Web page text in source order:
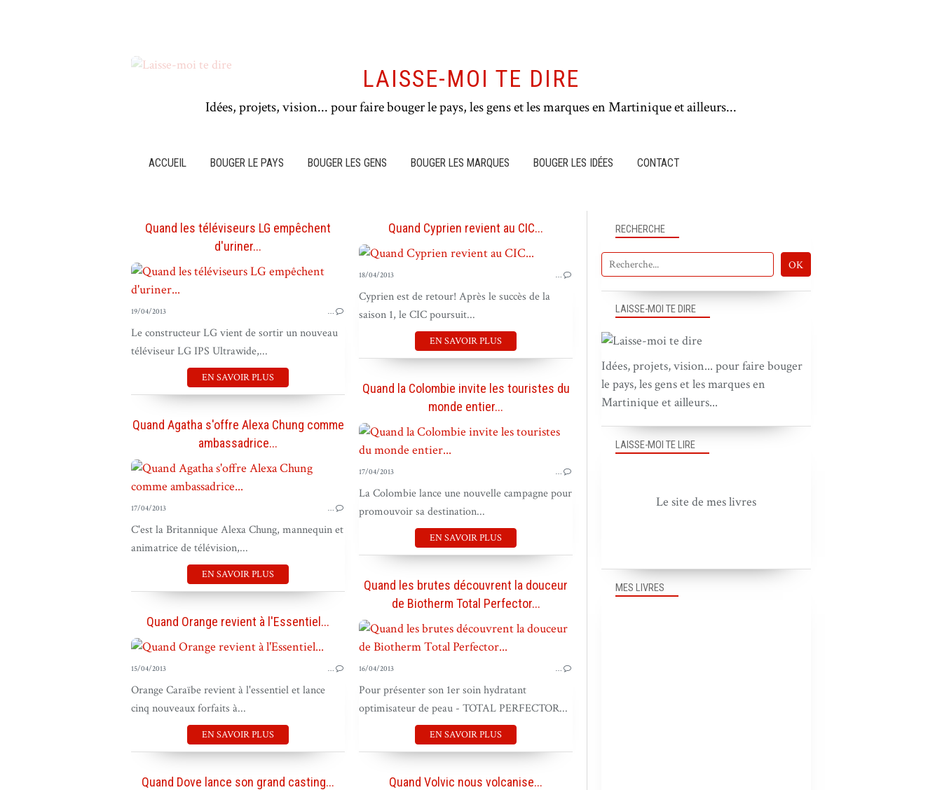
LAISSE-MOI TE DIRE
Idées, projets, vision... pour faire bouger le pays, les gens et les marques en Martinique et ailleurs...
ACCUEIL BOUGER LE PAYS BOUGER LES GENS BOUGER LES MARQUES BOUGER LES IDÉES CONTACT
Quand les téléviseurs LG empêchent
d'uriner...
19/04/2013 …
Le constructeur LG vient de sortir un nouveau
téléviseur LG IPS Ultrawide,...
EN SAVOIR PLUS
Quand Cyprien revient au CIC...
18/04/2013 …
Cyprien est de retour! Après le succès de la
saison 1, le CIC poursuit...
EN SAVOIR PLUS
Quand la Colombie invite les touristes du
monde entier...
PUB DANS LE MONDE
17/04/2013 …
La Colombie lance une nouvelle campagne pour
promouvoir sa destination...
EN SAVOIR PLUS
Quand Agatha s'offre Alexa Chung comme
ambassadrice...
17/04/2013 …
C'est la Britannique Alexa Chung, mannequin et
animatrice de télévision,...
EN SAVOIR PLUS
Quand les brutes découvrent la douceur
de Biotherm Total Perfector...
16/04/2013 …
Pour présenter son 1er soin hydratant
optimisateur de peau - TOTAL PERFECTOR...
EN SAVOIR PLUS
Quand Orange revient à l'Essentiel...
PUB OUTRE-MER
15/04/2013 …
Orange Caraïbe revient à l'essentiel et lance
cinq nouveaux forfaits à...
EN SAVOIR PLUS
Quand Dove lance son grand casting... Quand Volvic nous volcanise...
RECHERCHE
LAISSE-MOI TE DIRE
Idées, projets, vision... pour faire bouger
le pays, les gens et les marques en
Martinique et ailleurs...
MES LIVRES
LAISSE-MOI TE LIRE
Le site de mes livres